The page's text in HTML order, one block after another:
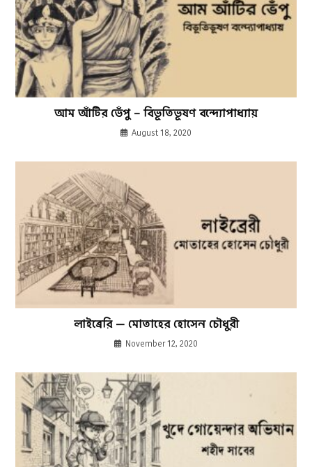
আম আঁটির ভেঁপু – বিভূতিভূষণ বন্দ্যোপাধ্যায়
August 18, 2020
লাইব্রেরি — মোতাহের হোসেন চৌধুরী
November 12, 2020